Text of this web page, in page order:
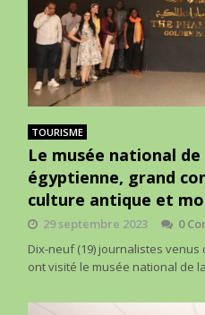
TOURISME
Le musée national
égyptienne, grand
culture antique et
29 septembre 2023
0
Dix-neuf (19) journalistes
ont visité le musée national de